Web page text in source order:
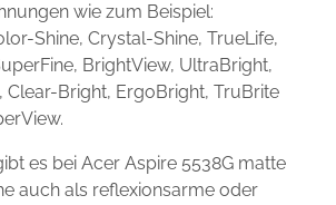
wie zum Beispiel:
Shine, Crystal-Shine, TrueLife,
BrightView, UltraBright,
Clear-Bright, ErgoBright, TruBrite
es bei Acer Aspire 5538G matte
auch als reflexionsarme oder